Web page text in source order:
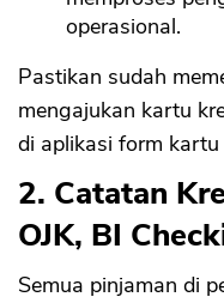
operasional.
Pastikan sudah
mengajukan kartu
di aplikasi form kartu
2. Catatan
OJK, BI
Semua pinjaman di